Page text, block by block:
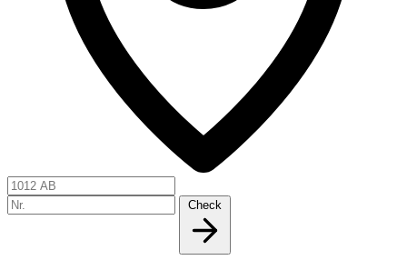
Check